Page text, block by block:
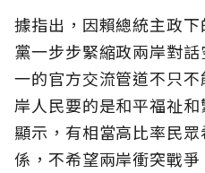
據指出，因賴總統主政
黨一步步緊縮政兩岸對
一的官方交流管道不只
岸人民要的是和平福祉
顯示，有相當高比率民
係，不希望兩岸衝突戰